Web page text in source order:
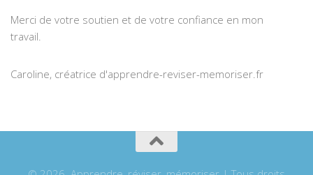
Merci de votre soutien et de votre confiance en mon
travail.
Caroline, créatrice d'apprendre-reviser-memoriser.fr